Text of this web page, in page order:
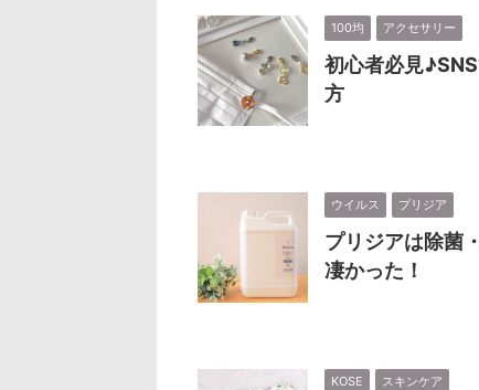
100均 アクセサリー
初心者必見
方
ウイルス プリジア
プリジアは除菌
凄かった！
KOSE スキンケア